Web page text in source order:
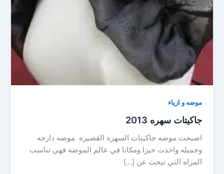
موضه و ازياء
جاكيتات سهره 2013
اصبحت موضه جاكيتات السهره القصيره موضه دارجه
وجميله واخذت حيزا ومكانا في عالم الموضه فهي تناسب
المراه التي تبحث عن […]